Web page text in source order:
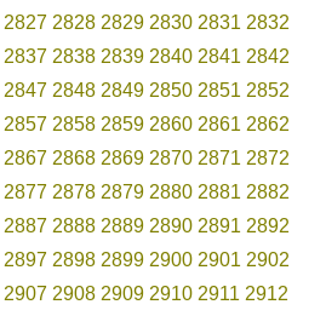
2827 2828 2829 2830 2831 2832
2837 2838 2839 2840 2841 2842
2847 2848 2849 2850 2851 2852
2857 2858 2859 2860 2861 2862
2867 2868 2869 2870 2871 2872
2877 2878 2879 2880 2881 2882
2887 2888 2889 2890 2891 2892
2897 2898 2899 2900 2901 2902
2907 2908 2909 2910 2911 2912